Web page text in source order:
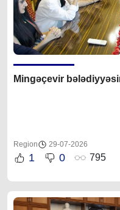
Mingəçevir
Region 29-07-2026
1 0 795